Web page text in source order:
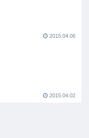
2015.04.06
2015.04.02